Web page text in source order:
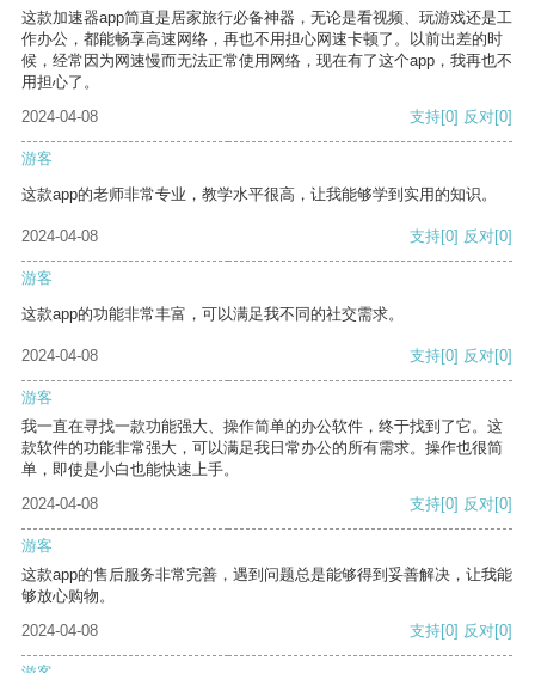
这款加速器app简直是居家旅行必备神器，无论是看视频、玩游戏还是工
作办公，都能畅享高速网络，再也不用担心网速卡顿了。以前出差的时
候，经常因为网速慢而无法正常使用网络，现在有了这个app，我再也不
用担心了。
2024-04-08
支持[0] 反对[0]
游客
这款app的老师非常专业，教学水平很高，让我能够学到实用的知识。
2024-04-08 支持[0] 反对[0]
游客
这款app的功能非常丰富，可以满足我不同的社交需求。
2024-04-08 支持[0] 反对[0]
游客
我一直在寻找一款功能强大、操作简单的办公软件，终于找到了它。这
款软件的功能非常强大，可以满足我日常办公的所有需求。操作也很简
单，即使是小白也能快速上手。
2024-04-08
支持[0] 反对[0]
游客
这款app的售后服务非常完善，遇到问题总是能够得到妥善解决，让我能
够放心购物。
2024-04-08
支持[0] 反对[0]